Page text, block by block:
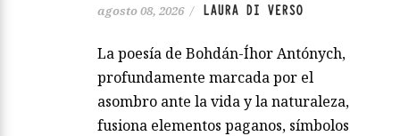
agosto 08, 2026 / LAURA DI VERSO
La poesía de Bohdán-Íhor Antónych,
profundamente marcada por el
asombro ante la vida y la naturaleza,
fusiona elementos paganos, símbolos